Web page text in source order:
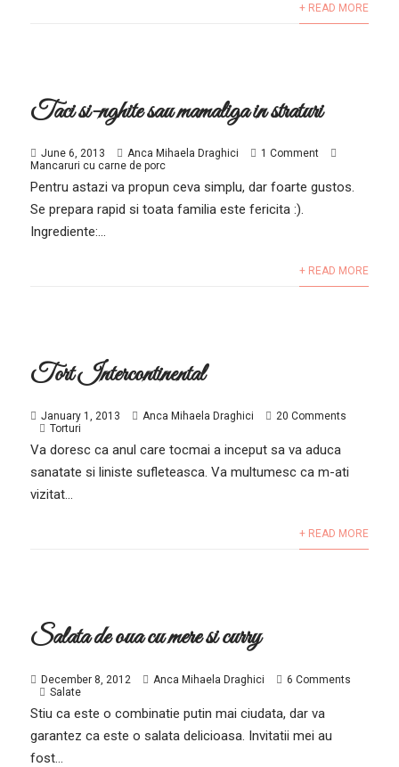
+ READ MORE
Taci si-nghite sau mamaliga in straturi
June 6, 2013 Anca Mihaela Draghici
1 Comment
Mancaruri cu carne de porc
Pentru astazi va propun ceva simplu, dar foarte gustos.
Se prepara rapid si toata familia este fericita :).
Ingrediente:...
+ READ MORE
Tort Intercontinental
January 1, 2013 Anca Mihaela Draghici
20 Comments
Torturi
Va doresc ca anul care tocmai a inceput sa va aduca
sanatate si liniste sufleteasca. Va multumesc ca m-ati
vizitat...
+ READ MORE
Salata de oua cu mere si curry
December 8, 2012 Anca Mihaela Draghici
6 Comments
Salate
Stiu ca este o combinatie putin mai ciudata, dar va
garantez ca este o salata delicioasa. Invitatii mei au
fost...